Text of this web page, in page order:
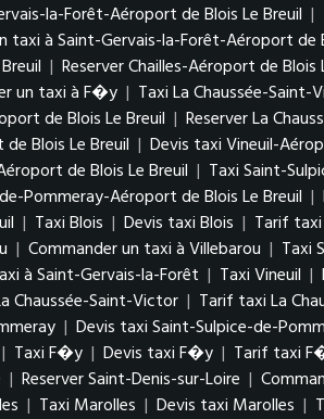
la-Forêt-Aéroport de Blois Le Breuil |
taxi à Saint-Gervais-la-Forêt-Aéroport de
| Reserver Chailles-Aéroport de Blois
un taxi à F�y | Taxi La Chaussée-
de Blois Le Breuil | Reserver La
Blois Le Breuil | Devis taxi Vineuil-
de Blois Le Breuil | Taxi Saint-
Pommeray-Aéroport de Blois Le Breuil |
| Taxi Blois | Devis taxi Blois | Tarif
| Commander un taxi à Villebarou | Taxi
à Saint-Gervais-la-Forêt | Taxi Vineuil |
Chaussée-Saint-Victor | Tarif taxi La
| Devis taxi Saint-Sulpice-de-
| Taxi F�y | Devis taxi F�y | Tarif taxi
| Reserver Saint-Denis-sur-Loire |
| Taxi Marolles | Devis taxi Marolles |